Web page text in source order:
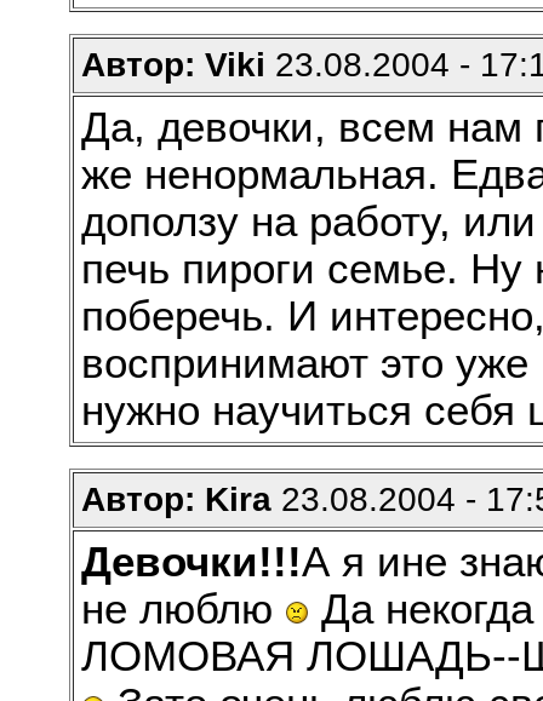
Автор: Viki 23.08.2004 -
Да, девочки, всем нам
же ненормальная.
доползу на работу,
печь пироги семье. Ну
поберечь. И
воспринимают это уже
нужно научиться себя
Автор: Kira23.08.2004 -
Девочки!!!А я ине
не люблю
Да
ЛОМОВАЯ ЛОШАДЬ--